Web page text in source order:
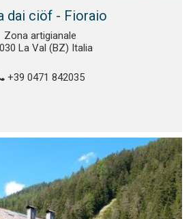
dai ciöf - Fioraio
Zona artigianale
La Val (BZ) Italia
+39 0471 842035